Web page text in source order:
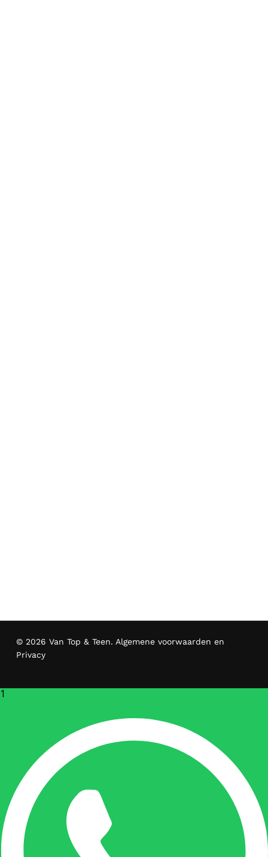
© 2026 Van Top & Teen. Algemene voorwaarden en
Privacy
1